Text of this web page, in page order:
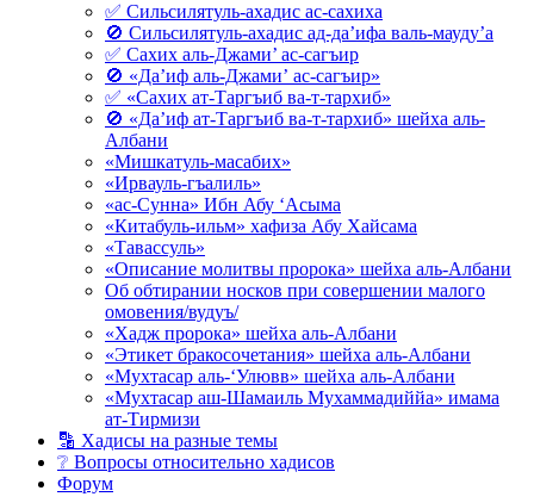
✅ Сильсилятуль-ахадис ас-сахиха
🚫 Сильсилятуль-ахадис ад-да’ифа валь-мауду’а
✅ Сахих аль-Джами’ ас-сагъир
🚫 «Да’иф аль-Джами’ ас-сагъир»
✅ «Сахих ат-Таргъиб ва-т-тархиб»
🚫 «Да’иф ат-Таргъиб ва-т-тархиб» шейха аль-
Албани
«Мишкатуль-масабих»
«Ирвауль-гъалиль»
«ас-Сунна» Ибн Абу ‘Асыма
«Китабуль-ильм» хафиза Абу Хайсама
«Тавассуль»
«Описание молитвы пророка» шейха аль-Албани
Об обтирании носков при совершении малого
омовения/вудуъ/
«Хадж пророка» шейха аль-Албани
«Этикет бракосочетания» шейха аль-Албани
«Мухтасар аль-‘Улювв» шейха аль-Албани
«Мухтасар аш-Шамаиль Мухаммадиййа» имама
ат-Тирмизи
🔡 Хадисы на разные темы
❔ Вопросы относительно хадисов
Форум